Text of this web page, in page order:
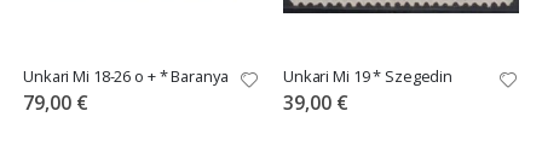
Unkari Mi 18-26 o + * Baranya
79,00 €
Unkari Mi 19 * Szegedin
39,00 €